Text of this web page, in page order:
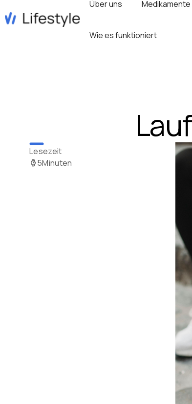
Über uns Medikamente
Wie es funktioniert
Lesezeit
5Minuten